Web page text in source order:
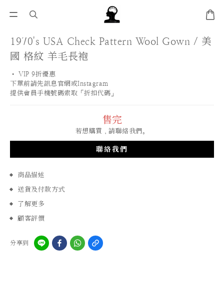
1970's USA Check Pattern Wool Gown / 美
國 格紋 羊毛長袍
• VIP 9折優惠
下單前請先訊息官網或Instagram
提供會員手機號碼索取「折扣代碼」
售完
若想購買，請聯絡我們。
聯絡我們
商品描述
送貨及付款方式
了解更多
顧客評價
分享到